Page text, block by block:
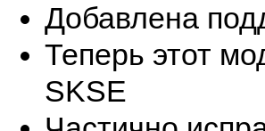
Добавлена
Теперь этот
SKSE